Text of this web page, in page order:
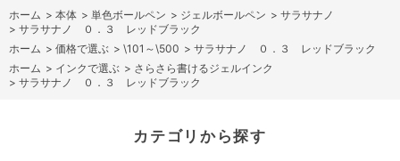
ホーム > 本体 > 単色ボールペン > ジェルボールペン > サラサナノ
> サラサナノ ０．３ レッドブラック
ホーム > 価格で選ぶ > \101～\500 > サラサナノ ０．３ レッドブラック
ホーム > インクで選ぶ > さらさら書けるジェルインク
> サラサナノ ０．３ レッドブラック
カテゴリから探す